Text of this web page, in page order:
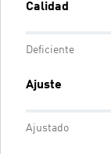
Calidad
Deficiente
Ajuste
Ajustado